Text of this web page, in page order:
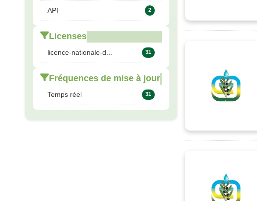
API 2
Licenses
licence-nationale-d... 31
Fréquences de mise à jour
Temps réel 31